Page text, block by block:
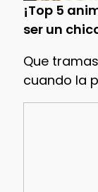
¡Top 5
ser un
Que
cuando la